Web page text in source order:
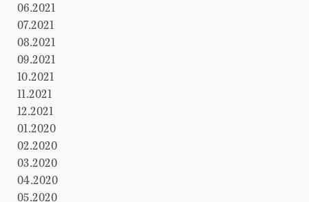
06.2021
07.2021
08.2021
09.2021
10.2021
11.2021
12.2021
01.2020
02.2020
03.2020
04.2020
05.2020